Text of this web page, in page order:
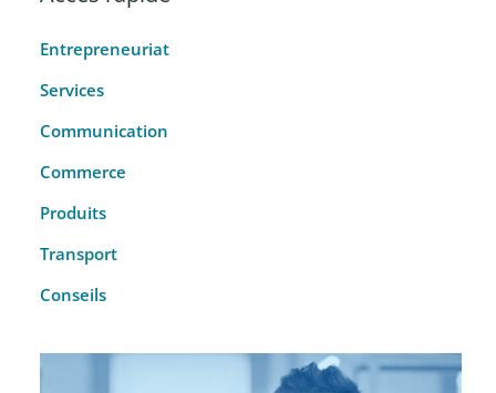
Entrepreneuriat
Services
Communication
Commerce
Produits
Transport
Conseils